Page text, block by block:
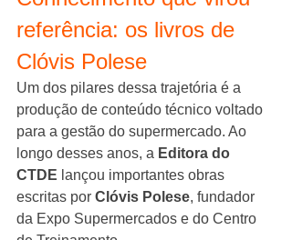
referência: os livros de
Clóvis Polese
Um dos pilares dessa trajetória é a
produção de conteúdo técnico voltado
para a gestão do supermercado. Ao
longo desses anos, a Editora do
CTDE lançou importantes obras
escritas por Clóvis Polese, fundador
da Expo Supermercados e do Centro